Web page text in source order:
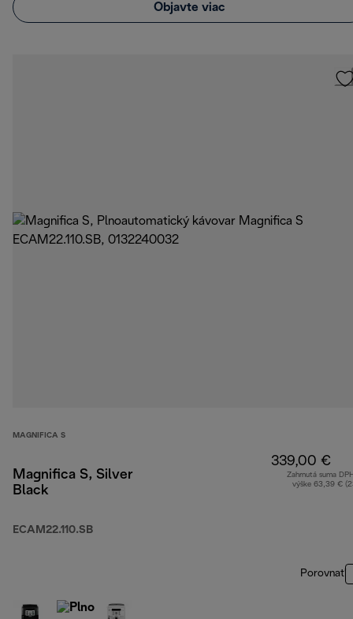
Objavte viac
MAGNIFICA S
Magnifica S, Silver
Black
ECAM22.110.SB
339,00 €
Zahrnutá suma
výške 63,39 €
Porovnať